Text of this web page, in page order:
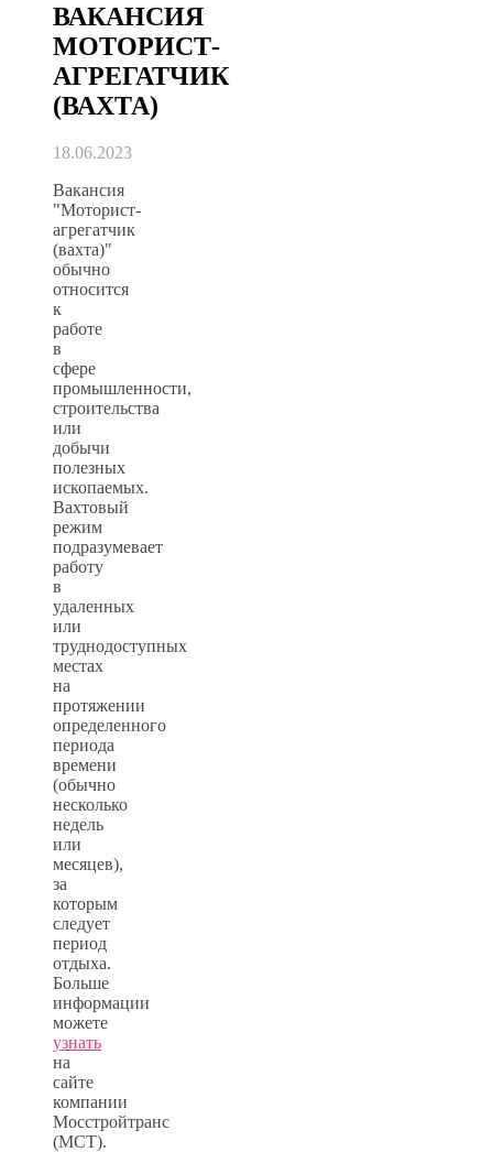
ВАКАНСИЯ
МОТОРИСТ-
АГРЕГАТЧИК
(ВАХТА)
18.06.2023
Вакансия
"Моторист-
агрегатчик
(вахта)"
обычно
относится
к
работе
в
сфере
промышленности,
строительства
или
добычи
полезных
ископаемых.
Вахтовый
режим
подразумевает
работу
в
удаленных
или
труднодоступных
местах
на
протяжении
определенного
периода
времени
(обычно
несколько
недель
или
месяцев),
за
которым
следует
период
отдыха.
Больше
информации
можете
узнать
на
сайте
компании
Мосстройтранс
(МСТ).